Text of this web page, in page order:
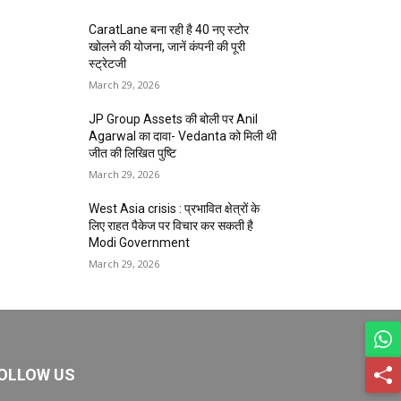
CaratLane बना रही है 40 नए स्टोर
खोलने की योजना, जानें कंपनी की पूरी
स्ट्रेटजी
March 29, 2026
JP Group Assets की बोली पर Anil
Agarwal का दावा- Vedanta को मिली थी
जीत की लिखित पुष्टि
March 29, 2026
West Asia crisis : प्रभावित क्षेत्रों के
लिए राहत पैकेज पर विचार कर सकती है
Modi Government
March 29, 2026
US